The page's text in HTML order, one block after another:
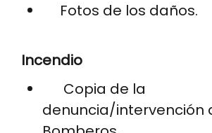
Fotos de los daños.
Incendio
Copia de la
denuncia/intervención